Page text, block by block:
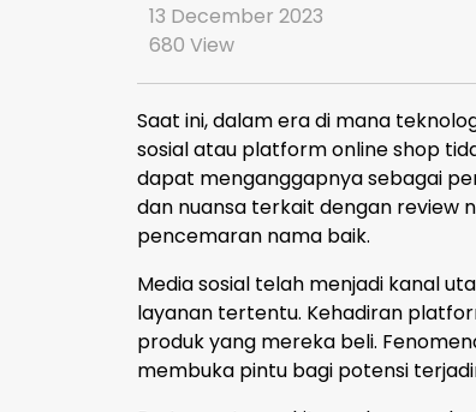
13 December 2023
680 View
Saat ini, dalam era di mana
sosial atau platform online shop
dapat menganggapnya sebagai
dan nuansa terkait dengan review
pencemaran nama baik.
Media sosial telah menjadi kanal
layanan tertentu. Kehadiran
produk yang mereka beli.
membuka pintu bagi potensi